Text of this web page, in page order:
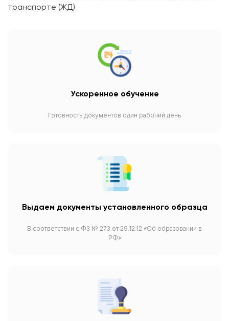
транспорте (ЖД)
Ускоренное обучение
Готовность документов один рабочий день
Выдаем документы установленного образца
В соответствии с ФЗ № 273 от 29.12.12 «Об образовании в
РФ»